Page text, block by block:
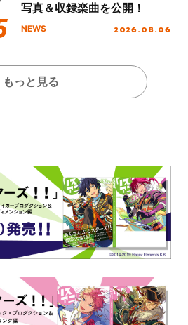
写真＆収録楽曲を公開！
NEWS 2026.08.06
もっと見る